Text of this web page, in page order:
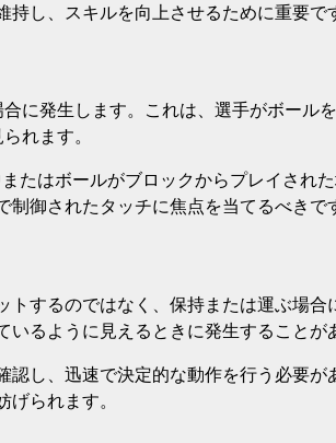
し、スキルを向上させるために重要で
に発生します。これは、選手がボール
れます。
たはボールがブロックからプレイされ
御されたタッチに焦点を当てるべきで
するのではなく、保持または運ぶ場合
るように見えるときに発生することが
し、迅速で決定的な動作を行う必要が
られます。